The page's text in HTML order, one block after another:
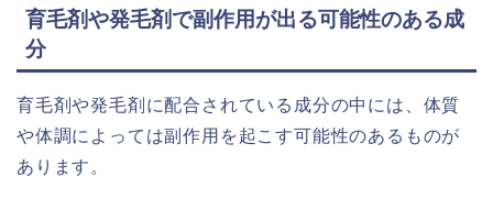
育毛剤や発毛剤で副作用が出る可能性のある成
分
育毛剤や発毛剤に配合されている成分の中には、体質
や体調によっては副作用を起こす可能性のあるものが
あります。